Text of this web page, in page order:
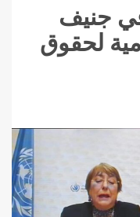
جنيف
لحقوق